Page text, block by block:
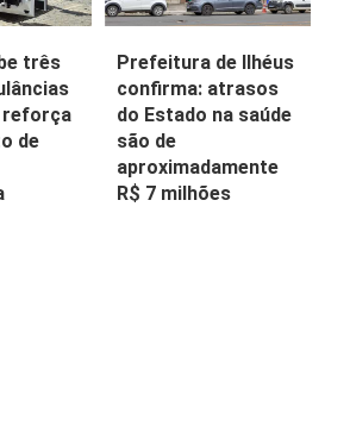
três
reforça
de
Prefeitura de Ilhéus
confirma: atrasos
do Estado na saúde
são de
aproximadamente
R$ 7 milhões